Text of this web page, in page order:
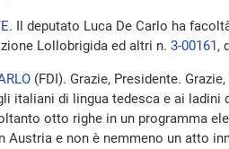
. Il deputato Luca De Carlo ha
Lollobrigida ed altri n. 3-00161,
(FDI). Grazie, Presidente.
italiani di lingua tedesca e ai
otto righe in un programma
Austria e non è nemmeno un atto